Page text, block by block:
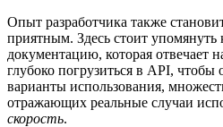
Опыт разработчика также
приятным. Здесь стоит упомянуть
документацию, которая отвечает
глубоко погрузиться в API,
варианты использования,
отражающих реальные случаи
скорость.